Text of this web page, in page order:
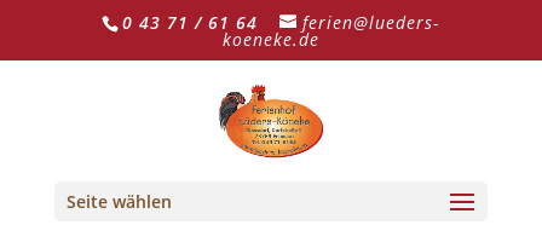
0 43 71 / 61 64 ferien@lueders-
koeneke.de
Seite wählen